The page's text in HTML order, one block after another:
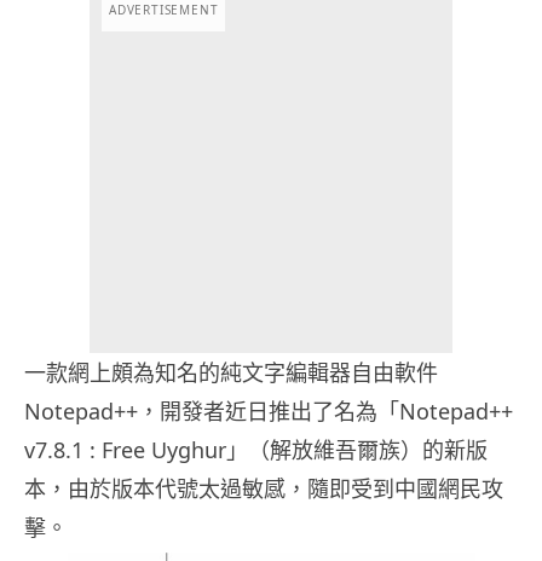
ADVERTISEMENT
一款網上頗為知名的純文字編輯器自由軟件
Notepad++，開發者近日推出了名為「Notepad++
v7.8.1 : Free Uyghur」（解放維吾爾族）的新版
本，由於版本代號太過敏感，隨即受到中國網民攻
擊。